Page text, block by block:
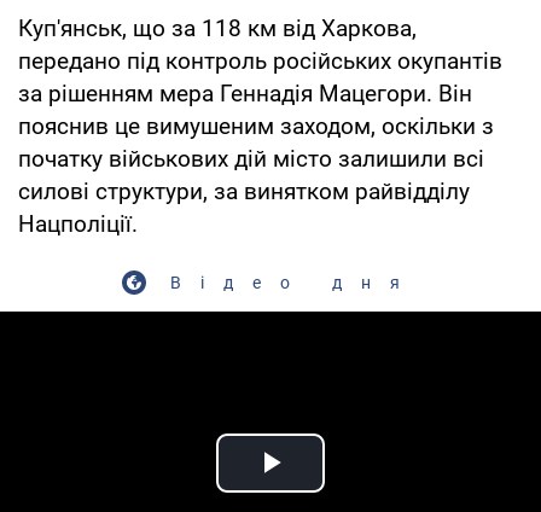
Куп'янськ, що за 118 км від Харкова,
передано під контроль російських окупантів
за рішенням мера Геннадія Мацегори. Він
пояснив це вимушеним заходом, оскільки з
початку військових дій місто залишили всі
силові структури, за винятком райвідділу
Нацполіції.
Відео дня
Play Video